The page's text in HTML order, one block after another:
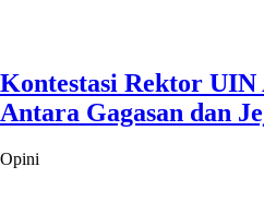
Kontestasi Rektor
Antara Gagasan dan
Opini